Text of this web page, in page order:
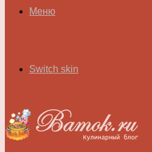
Меню
Switch skin